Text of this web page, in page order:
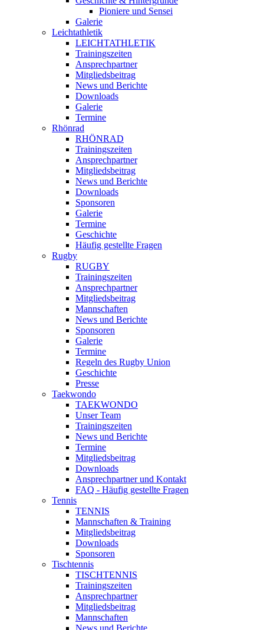
Pioniere und Sensei
Galerie
Leichtathletik
LEICHTATHLETIK
Trainingszeiten
Ansprechpartner
Mitgliedsbeitrag
News und Berichte
Downloads
Galerie
Termine
Rhönrad
RHÖNRAD
Trainingszeiten
Ansprechpartner
Mitgliedsbeitrag
News und Berichte
Downloads
Sponsoren
Galerie
Termine
Geschichte
Häufig gestellte Fragen
Rugby
RUGBY
Trainingszeiten
Ansprechpartner
Mitgliedsbeitrag
Mannschaften
News und Berichte
Sponsoren
Galerie
Termine
Regeln des Rugby Union
Geschichte
Presse
Taekwondo
TAEKWONDO
Unser Team
Trainingszeiten
News und Berichte
Termine
Mitgliedsbeitrag
Downloads
Ansprechpartner und Kontakt
FAQ - Häufig gestellte Fragen
Tennis
TENNIS
Mannschaften & Training
Mitgliedsbeitrag
Downloads
Sponsoren
Tischtennis
TISCHTENNIS
Trainingszeiten
Ansprechpartner
Mitgliedsbeitrag
Mannschaften
News und Berichte